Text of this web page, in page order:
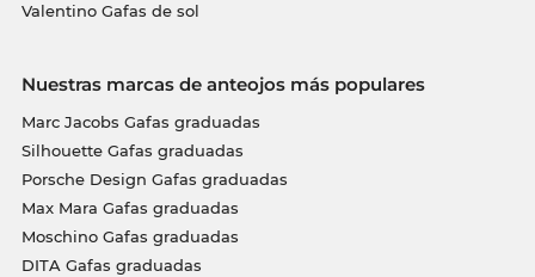
Valentino Gafas de sol
Nuestras marcas de anteojos más populares
Marc Jacobs Gafas graduadas
Silhouette Gafas graduadas
Porsche Design Gafas graduadas
Max Mara Gafas graduadas
Moschino Gafas graduadas
DITA Gafas graduadas